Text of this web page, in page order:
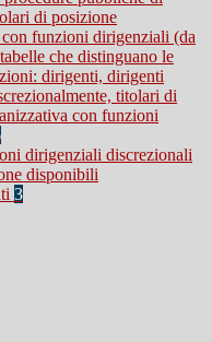
di posizione
funzioni dirigenziali (da
che distinguano le
dirigenti, dirigenti
titolari di
con funzioni
dirigenziali discrezionali
disponibili
3